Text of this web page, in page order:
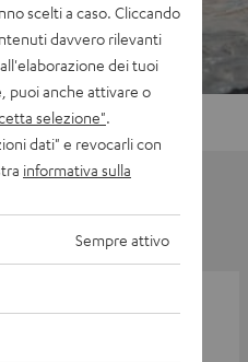
scelti a caso. Cliccando
davvero rilevanti
dei tuoi
puoi anche attivare o
selezione"
dati" e revocarli con
informativa sulla
Sempre attivo